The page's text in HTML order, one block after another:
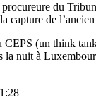
du
capture de
(un think
nuit à